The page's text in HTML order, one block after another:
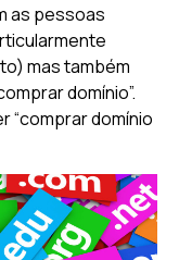
as pessoas
mas também
domínio”.
“comprar domínio